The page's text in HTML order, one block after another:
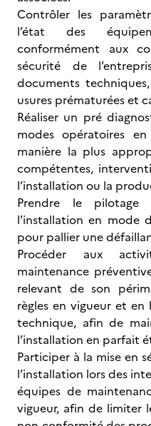
Contrôler les
l’état des
conformément aux
sécurité de
documents
usures prématurées et
Réaliser un pré
modes opératoires
manière la plus
compétentes,
l’installation ou la
Prendre le
l'installation en mode
pour pallier une
Procéder aux
maintenance
relevant de son
règles en vigueur et
technique, afin de
l’installation en parfait
Participer à la mise en
l’installation lors des
équipes de
vigueur, afin de limiter